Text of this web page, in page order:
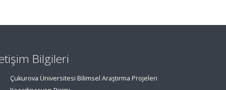
Bilgileri
Çukurova Üniversitesi Bilimsel Araştırma Projeleri